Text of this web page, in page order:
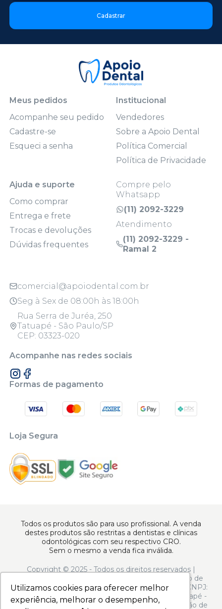
Utilizamos cookies para oferecer melhor
experiência, melhorar o desempenho,
Utilizamos cookies para oferecer melhor
experiência, melhorar o desempenho,
Cadastrar
Meus pedidos
Acompanhe seu pedido
Cadastre-se
Esqueci a senha
Institucional
Vendedores
Sobre a Apoio Dental
Política Comercial
Política de Privacidade
Ajuda e suporte
Como comprar
Entrega e frete
Trocas e devoluções
Dúvidas frequentes
Compre pelo
Whatsapp
(11) 2092-3229
Atendimento
(11) 2092-3229 -
Ramal 2
comercial@apoiodental.com.br
Seg à Sex de 08:00h às 18:00h
Rua Serra de Juréa, 250
Tatuapé - São Paulo/SP
CEP: 03323-020
Acompanhe nas redes sociais
Formas de pagamento
Loja Segura
Todos os produtos são para uso profissional. A venda
destes produtos são restritas a dentistas e clínicas
odontológicas com seu respectivo CRO.
Sem o mesmo a venda fica inválida.
Copyright © 2025 - Todos os direitos reservados |
www.apoiodental.com.br | Apoio Dental Comércio de
Produtos e Equipamentos Odontológicos LTDA | CNPJ:
10.925.214/0001-22 | Rua Serra de Juréa, 250 - Tatuapé -
São Paulo - SP - CEP 03323-020 | N° de Autorização de